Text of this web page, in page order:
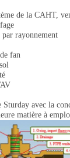
de la CAHT,
rayonnement
fan
Sturday avec la
matière à